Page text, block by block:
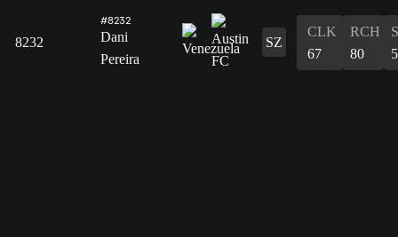
8232
#8232
Dani
Pereira
SZ
CLK
67
RCH
80